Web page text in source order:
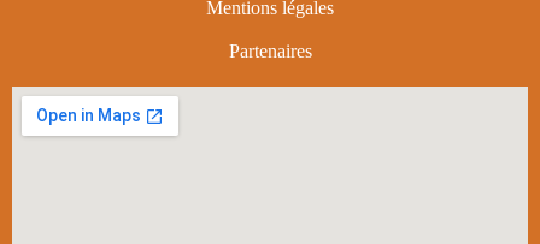
Mentions légales
Partenaires